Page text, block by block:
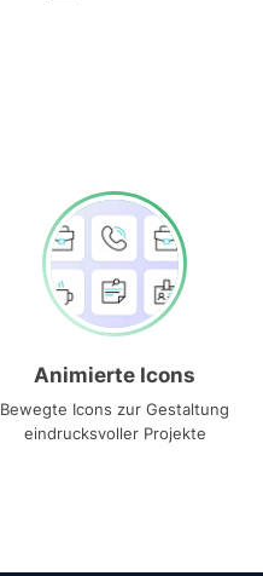
Animierte Icons
Bewegte Icons zur Gestaltung
eindrucksvoller Projekte